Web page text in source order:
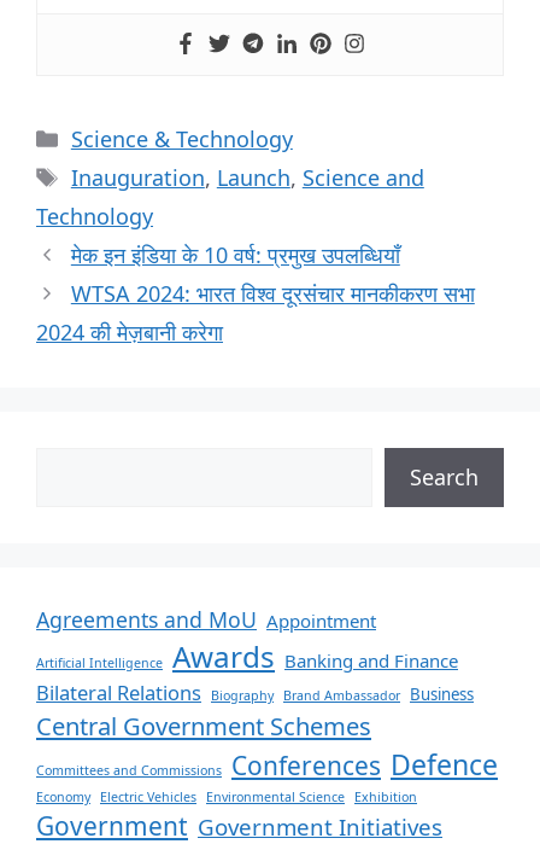
Science & Technology
Inauguration, Launch, Science and
Technology
मेक इन इंडिया के 10 वर्ष: प्रमुख उपलब्धियाँ
WTSA 2024: भारत विश्व दूरसंचार मानकीकरण सभा
2024 की मेज़बानी करेगा
Search
Agreements and MoU Appointment
Artificial Intelligence Awards Banking and Finance
Bilateral Relations Biography Brand Ambassador Business
Central Government Schemes
Committees and Commissions Conferences Defence
Economy Electric Vehicles Environmental Science Exhibition
Government Government Initiatives